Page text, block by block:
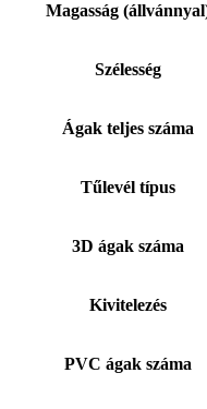
Magasság
Szélesség
Ágak teljes száma
Tűlevél típus
3D ágak száma
Kivitelezés
PVC ágak száma